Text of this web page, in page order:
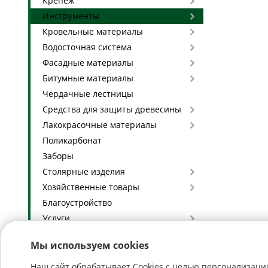
Инструменты
Кровельные материалы
Водосточная система
Фасадные материалы
Битумные материалы
Чердачные лестницы
Средства для защиты древесины
Лакокрасочные материалы
Поликарбонат
Заборы
Столярные изделия
Хозяйственные товары
Благоустройство
Услуги
Мы используем cookies